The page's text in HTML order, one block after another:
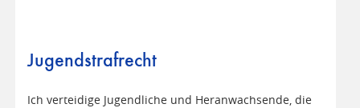
Jugendstrafrecht
Ich verteidige Jugendliche und Heranwachsende, die